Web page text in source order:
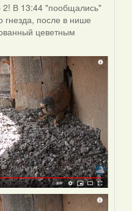
2! В 13:44 "пообщались"
гнезда, после в нише
цеветным